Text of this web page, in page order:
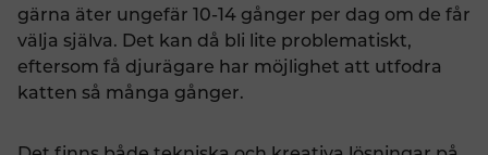
gärna äter ungefär 10-14 gånger per dag om de får
välja själva. Det kan då bli lite problematiskt,
eftersom få djurägare har möjlighet att utfodra
katten så många gånger.